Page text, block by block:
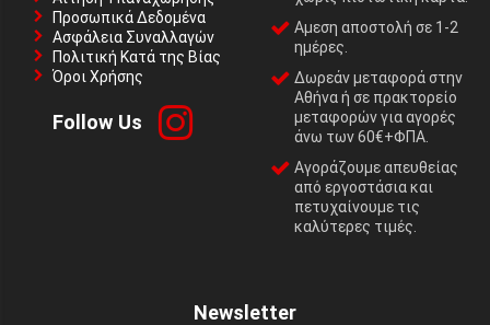
Προσωπικά Δεδομένα
Ασφάλεια Συναλλαγών
Πολιτική Κατά της Βίας
Όροι Χρήσης
Follow Us
Αμεση αποστολή σε 1-2
ημέρες.
Δωρεάν μεταφορά στην
Αθήνα ή σε πρακτορείο
μεταφορών για αγορές
άνω των 60€+ΦΠΑ.
Αγοράζουμε απευθείας
από εργοστάσια και
πετυχαίνουμε τις
καλύτερες τιμές.
Newsletter